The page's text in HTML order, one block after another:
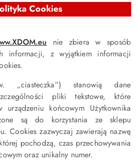
Cookies
nie zbiera w sposób
informacji, z wyjątkiem informacji
„ciasteczka”) stanowią dane
pliki tekstowe, które
urządzeniu końcowym Użytkownika
są do korzystania ze sklepu
Cookies zazwyczaj zawierają nazwę
pochodzą, czas przechowywania
oraz unikalny numer.